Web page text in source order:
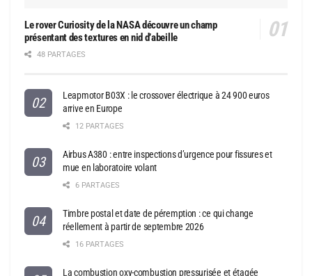
Le rover Curiosity de la NASA découvre un champ
présentant des textures en nid d’abeille
48 PARTAGES
Leapmotor B03X : le crossover électrique à 24 900 euros
arrive en Europe
12 PARTAGES
Airbus A380 : entre inspections d’urgence pour fissures et
mue en laboratoire volant
6 PARTAGES
Timbre postal et date de péremption : ce qui change
réellement à partir de septembre 2026
16 PARTAGES
La combustion oxy-combustion pressurisée et étagée